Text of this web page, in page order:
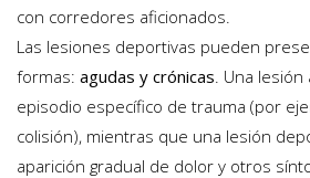
con corredores aficionados.
Las lesiones deportivas pueden
formas: agudas y crónicas . Una
episodio específico de trauma (por
colisión), mientras que una lesión
aparición gradual de dolor y otros